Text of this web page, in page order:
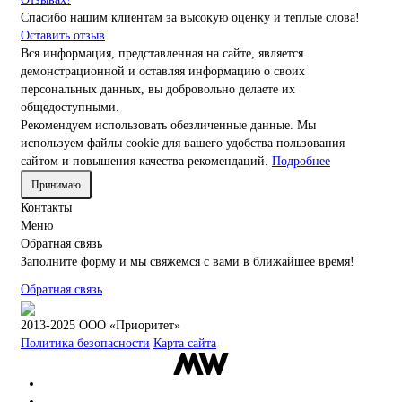
Спасибо нашим клиентам за высокую оценку и теплые слова!
Оставить отзыв
Вся информация, представленная на сайте, является
демонстрационной и оставляя информацию о своих
персональных данных, вы добровольно делаете их
общедоступными.
Рекомендуем использовать обезличенные данные. Мы
используем файлы cookie для вашего удобства пользования
сайтом и повышения качества рекомендаций. Подробнее
Принимаю
Контакты
Меню
Обратная связь
Заполните форму и мы свяжемся с вами в ближайшее время!
Обратная связь
2013-2025 ООО «Приоритет»
Политика безопасности Карта сайта